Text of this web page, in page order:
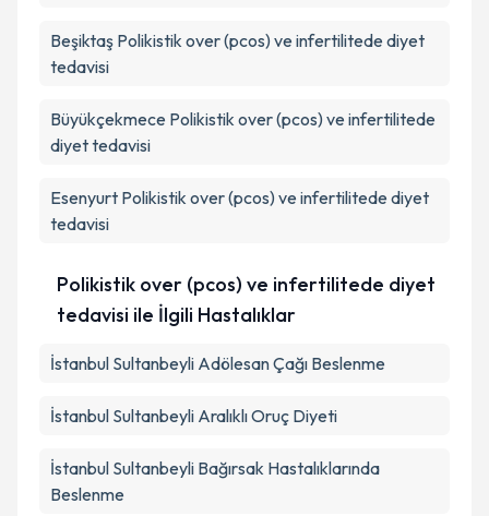
Beşiktaş Polikistik over (pcos) ve infertilitede diyet
tedavisi
Büyükçekmece Polikistik over (pcos) ve infertilitede
diyet tedavisi
Esenyurt Polikistik over (pcos) ve infertilitede diyet
tedavisi
Polikistik over (pcos) ve infertilitede diyet
tedavisi ile İlgili Hastalıklar
İstanbul Sultanbeyli Adölesan Çağı Beslenme
İstanbul Sultanbeyli Aralıklı Oruç Diyeti
İstanbul Sultanbeyli Bağırsak Hastalıklarında
Beslenme